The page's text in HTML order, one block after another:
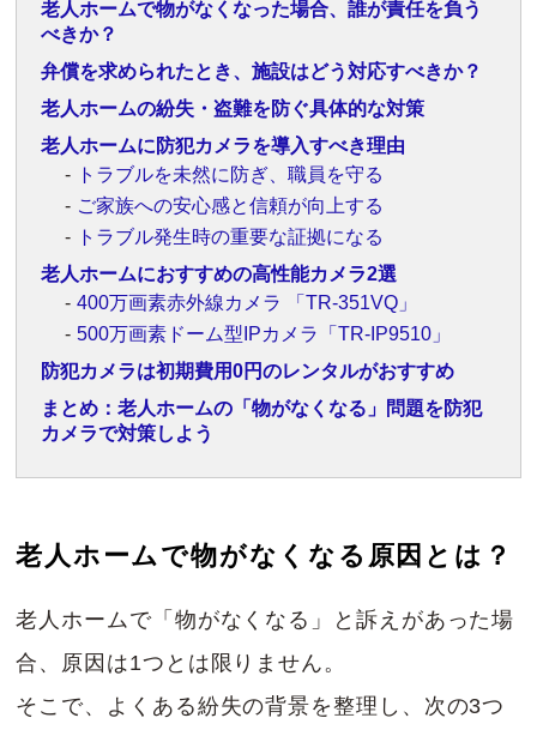
老人ホームで物がなくなった場合、誰が責任を負う
べきか？
弁償を求められたとき、施設はどう対応すべきか？
老人ホームの紛失・盗難を防ぐ具体的な対策
老人ホームに防犯カメラを導入すべき理由
トラブルを未然に防ぎ、職員を守る
ご家族への安心感と信頼が向上する
トラブル発生時の重要な証拠になる
老人ホームにおすすめの高性能カメラ2選
400万画素赤外線カメラ 「TR-351VQ」
500万画素ドーム型IPカメラ「TR-IP9510」
防犯カメラは初期費用0円のレンタルがおすすめ
まとめ：老人ホームの「物がなくなる」問題を防犯
カメラで対策しよう
老人ホームで物がなくなる原因とは？
老人ホームで「物がなくなる」と訴えがあった場
合、原因は1つとは限りません。
そこで、よくある紛失の背景を整理し、次の3つ